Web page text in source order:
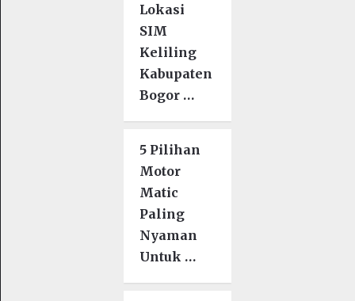
Lokasi
SIM
Keliling
Kabupaten
Bogor …
5 Pilihan
Motor
Matic
Paling
Nyaman
Untuk …